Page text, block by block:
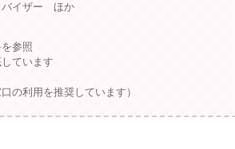
バイザー ほか
参照
ています
の利用を推奨しています）